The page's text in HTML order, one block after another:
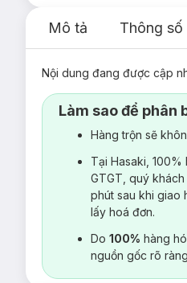
Mô tả Thông số
Nội dung đang được cập
Làm sao để phân
Hàng trộn sẽ
Tại Hasaki,
GTGT, quý
phút sau khi giao
lấy hoá đơn.
Do 100% hàng
nguồn gốc rõ